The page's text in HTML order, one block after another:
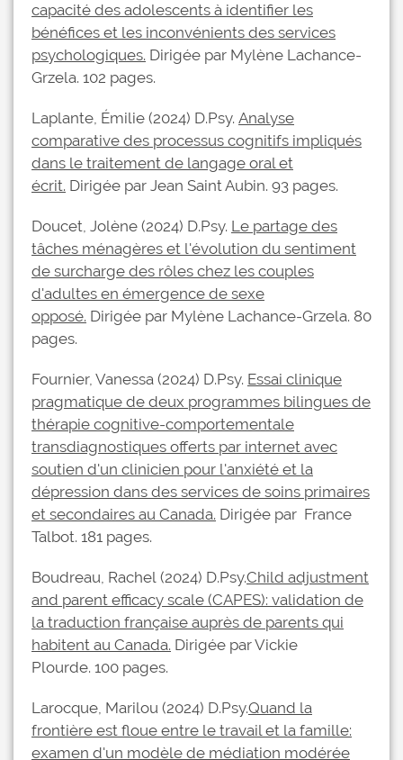
capacité des adolescents à identifier les
bénéfices et les inconvénients des services
psychologiques. Dirigée par Mylène Lachance-
Grzela. 102 pages.
Laplante, Émilie (2024) D.Psy. Analyse
comparative des processus cognitifs impliqués
dans le traitement de langage oral et
écrit. Dirigée par Jean Saint Aubin. 93 pages.
Doucet, Jolène (2024) D.Psy. Le partage des
tâches ménagères et l'évolution du sentiment
de surcharge des rôles chez les couples
d'adultes en émergence de sexe
opposé. Dirigée par Mylène Lachance-Grzela. 80
pages.
Fournier, Vanessa (2024) D.Psy. Essai clinique
pragmatique de deux programmes bilingues de
thérapie cognitive-comportementale
transdiagnostiques offerts par internet avec
soutien d'un clinicien pour l'anxiété et la
dépression dans des services de soins primaires
et secondaires au Canada. Dirigée par France
Talbot. 181 pages.
Boudreau, Rachel (2024) D.Psy.Child adjustment
and parent efficacy scale (CAPES): validation de
la traduction française auprès de parents qui
habitent au Canada. Dirigée par Vickie
Plourde. 100 pages.
Larocque, Marilou (2024) D.Psy.Quand la
frontière est floue entre le travail et la famille:
examen d'un modèle de médiation modérée